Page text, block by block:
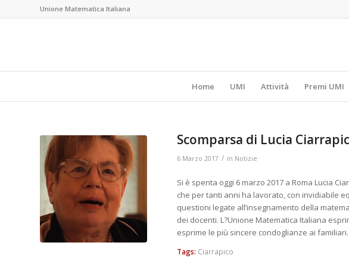
Unione Matematica Italiana
Home UMI Attività Premi UMI
Scomparsa di Lucia
6 Marzo 2017 / in Notizie
Si è spenta oggi 6 marzo 2017 a Roma Lucia
che per tanti anni ha lavorato, con invidiabile
questioni legate all’insegnamento della
dei docenti. L?Unione Matematica Italiana
esprime le più sincere condoglianze ai familiari.
Tags: Ciarrapico